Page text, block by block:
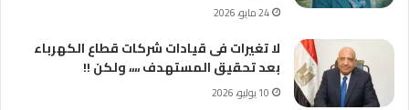
24 مايو، 2026
لا تغيرات فى قيادات شركات قطاع الكهرباء
بعد تحقيق المستهدف ،،،، ولكن !!
10 يوليو، 2026